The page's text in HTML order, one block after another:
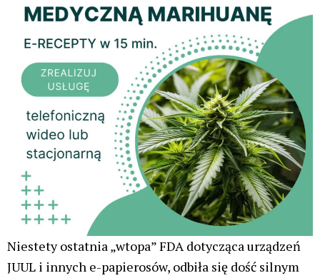
Niestety ostatnia „wtopa” FDA dotycząca urządzeń
JUUL i innych e-papierosów, odbiła się dość silnym